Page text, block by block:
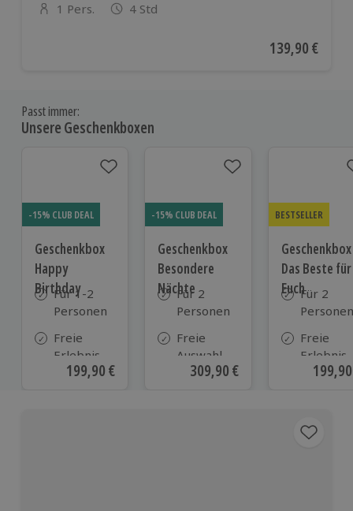
Anzahl der Teilnehmer
1 Pers. 4 Std
Aktueller Preis
139,90 €
Passt immer:
Unsere Geschenkboxen
-15% CLUB DEAL
Geschenkbox
Happy
Birthday
Für 1-2
Personen
Freie
Erlebnis-
Auswahl
Aktueller Preis
199,90 €
-15% CLUB DEAL
Geschenkbox
Besondere
Nächte
Für 2
Personen
Freie
Auswahl
aus ca. 290
Aktueller Preis
309,90 €
BESTSELLER
Geschenkbox
Das Beste für
EuchFür 2
Personen
Freie
Erlebnis-
Auswahl